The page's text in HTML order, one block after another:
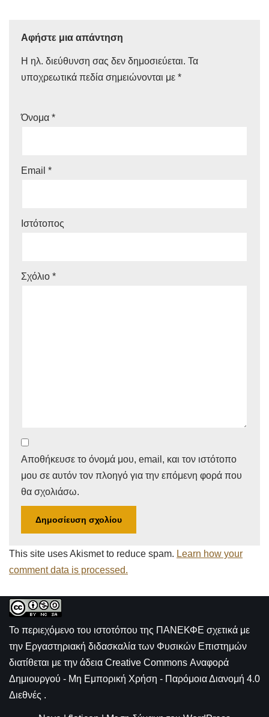
Αφήστε μια απάντηση
Η ηλ. διεύθυνση σας δεν δημοσιεύεται. Τα
υποχρεωτικά πεδία σημειώνονται με *
Όνομα *
Email *
Ιστότοπος
Σχόλιο *
Αποθήκευσε το όνομά μου, email, και τον ιστότοπο
μου σε αυτόν τον πλοηγό για την επόμενη φορά που
θα σχολιάσω.
This site uses Akismet to reduce spam. Learn how your
comment data is processed.
Το περιεχόμενο του ιστοτόπου της ΠΑΝΕΚΦΕ σχετικά με
την Εργαστηριακή διδασκαλία των Φυσικών Επιστημών
διατίθεται με την άδεια Creative Commons Αναφορά
Δημιουργού - Μη Εμπορική Χρήση - Παρόμοια Διανομή 4.0
Διεθνές .